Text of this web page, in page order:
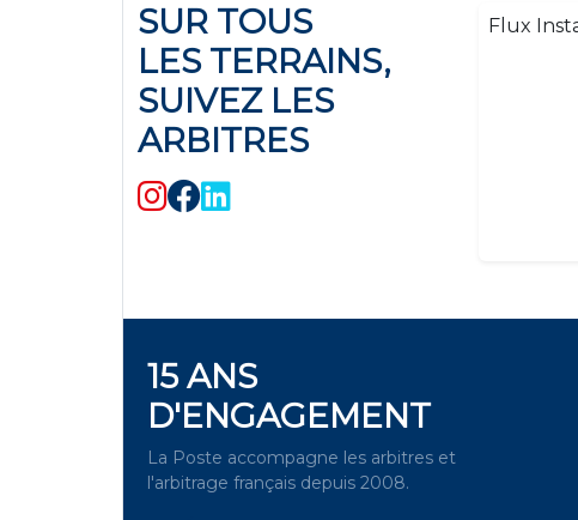
SUR TOUS
LES TERRAINS,
SUIVEZ LES
ARBITRES
Flux
15 ANS
D'ENGAGEMENT
La Poste accompagne les arbitres et
l'arbitrage français depuis 2008.